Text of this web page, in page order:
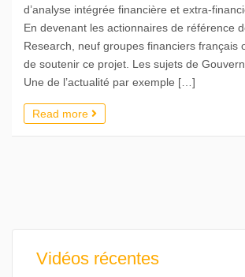
d’analyse intégrée financière et extra-
En devenant les actionnaires de référence
Research, neuf groupes financiers français
de soutenir ce projet. Les sujets de
Une de l’actualité par exemple […]
Read more
Vidéos récentes